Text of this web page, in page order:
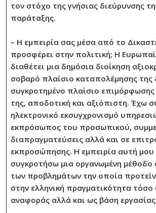
τον στόχο της γνήσιας διεύρυνσης
παράταξης.
– Η εμπειρία σας μέσα από το
προσφέρει στην πολιτική; Η
διαθέτει μια δημόσια διοίκηση
σοβαρό πλαίσιο καταπολέμησης της
συγκροτημένο πλαίσιο
της, αποδοτική και αξιόπιστη. Έχω
ηλεκτρονικό εκσυγχρονισμό
εκπρόσωπος του προσωπικού,
διαπραγματεύσεις αλλά και σε
εκπροσώπησης. Η εμπειρία αυτή
συγκροτήσω μια οργανωμένη μέθοδο
των προβλημάτων την οποία
στην ελληνική πραγματικότητα
αναφοράς αλλά και ως βάση